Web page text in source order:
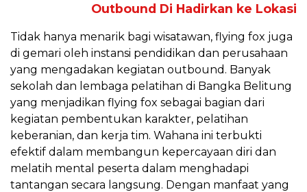
Outbound Di Hadirkan ke Lokasi
Tidak hanya menarik bagi wisatawan, flying fox juga
di gemari oleh instansi pendidikan dan perusahaan
yang mengadakan kegiatan outbound. Banyak
sekolah dan lembaga pelatihan di Bangka Belitung
yang menjadikan flying fox sebagai bagian dari
kegiatan pembentukan karakter, pelatihan
keberanian, dan kerja tim. Wahana ini terbukti
efektif dalam membangun kepercayaan diri dan
melatih mental peserta dalam menghadapi
tantangan secara langsung. Dengan manfaat yang